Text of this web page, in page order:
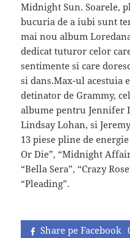
Midnight Sun. Soarele,
bucuria de a iubi sunt
mai nou album
dedicat tuturor celor
sentimente si care
si dans.Max-ul acestuia
detinator de Grammy,
albume pentru Jennifer
Lindsay Lohan, si
13 piese pline de
Or Die”, “Midnight
“Bella Sera”, “Crazy
“Pleading”.
Share pe Facebook